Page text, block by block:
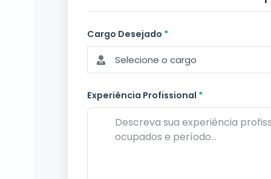
Cargo Desejado *
Selecione o cargo
Experiência Profissional *